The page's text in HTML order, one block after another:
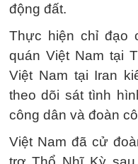
động đất.
Thực hiện chỉ đạo
quán Việt Nam tại
Việt Nam tại Iran
theo dõi sát tình
công dân và đoàn
Việt Nam đã cử